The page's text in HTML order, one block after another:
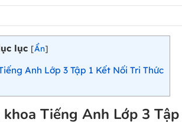
lục [Ẩn]
Anh Lớp 3 Tập 1 Kết Nối Tri Thức
Tiếng Anh Lớp 3